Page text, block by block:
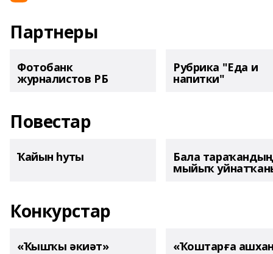
Партнеры
Фотобанк
журналистов РБ
Рубрика "Еда и
напитки"
Повестар
Ҡайын һуты Бала тараҡандың
мыйыҡ
Конкурстар
«Ҡышҡы әкиәт» «Ҡоштарға